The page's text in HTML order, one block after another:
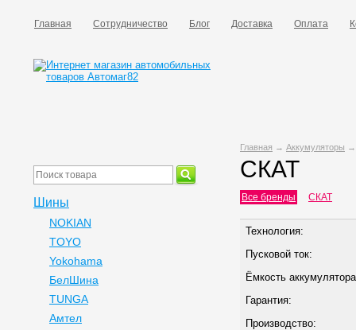
Главная Сотрудничество Блог Доставка Оплата
Главная → Аккумуляторы
СКАТ
Все бренды СКАТ
Технология:
Пусковой ток:
Ёмкость
Гарантия:
Производство:
Шины
NOKIAN
TOYO
Yokohama
БелШина
TUNGA
Амтел